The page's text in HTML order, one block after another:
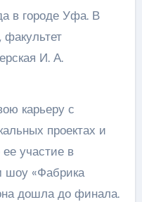
в городе Уфа. В
И. А.
карьеру с
проектах и
участие в
шоу «Фабрика
дошла до финала.